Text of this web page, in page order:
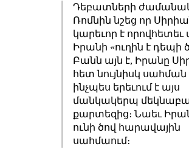
Դեբատների
Ռոմնին նշեց որ
կարեւոր է որովհետեւ
Իրանի «ուղին է դեպի
Բանն այն է, Իրանը
հետ նույնիսկ սահման
ինչպես երեւում է այս
մանկակերպ
քարտեզից։ Նաեւ
ունի ծով հարավային
սահմաում։